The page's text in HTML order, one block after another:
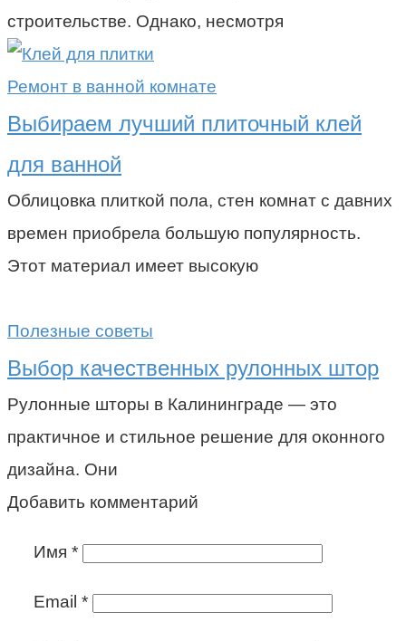
строительстве. Однако, несмотря
Ремонт в ванной комнате
Выбираем лучший плиточный клей
для ванной
Облицовка плиткой пола, стен комнат с давних
времен приобрела большую популярность.
Этот материал имеет высокую
Полезные советы
Выбор качественных рулонных штор
Рулонные шторы в Калининграде — это
практичное и стильное решение для оконного
дизайна. Они
Добавить комментарий
Имя *
Email *